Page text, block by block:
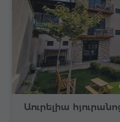
Աուրելիա